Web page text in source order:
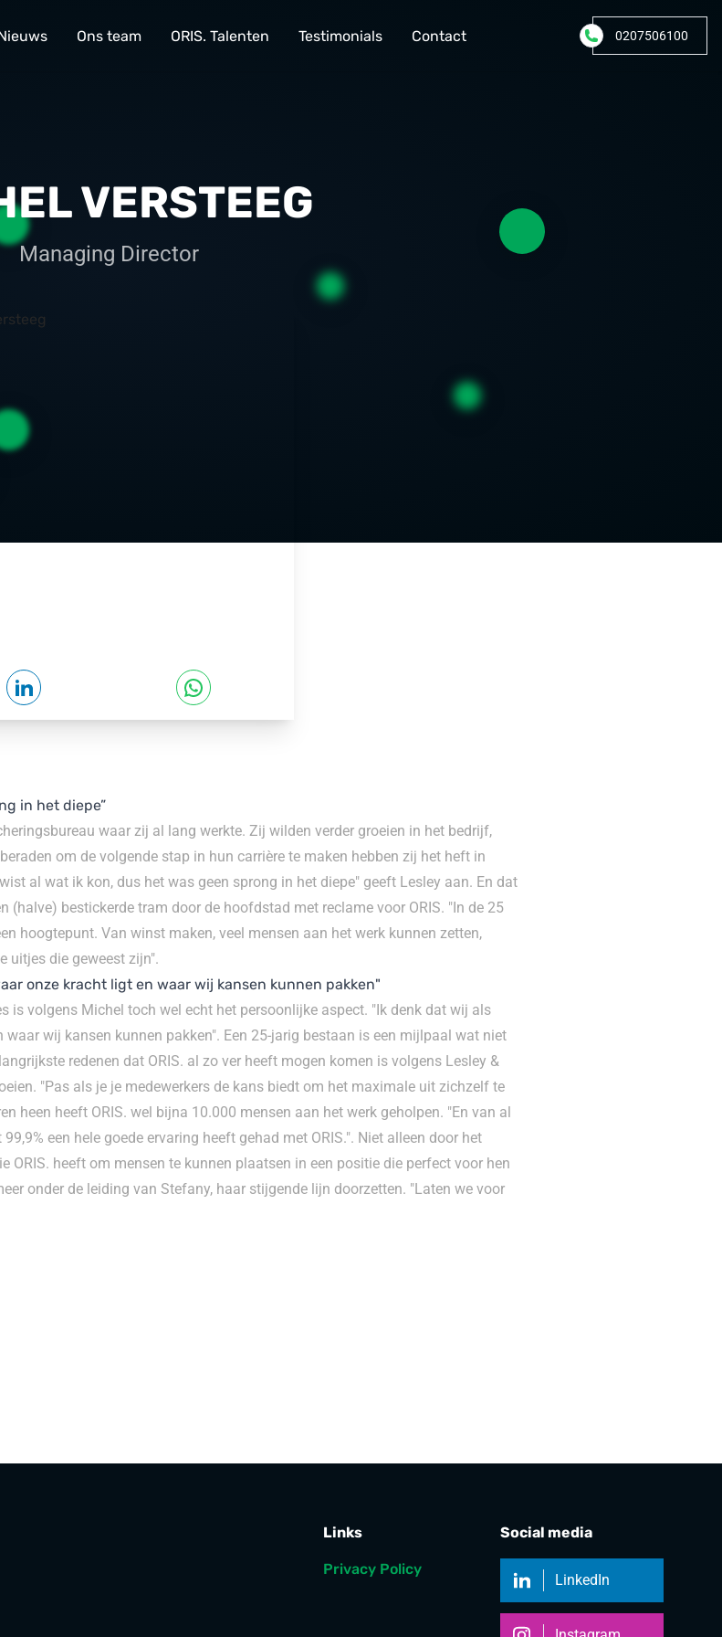
Ons team ORIS. Talenten Testimonials Contact 0207506100
VERSTEEG
Managing Director
in het diepe”
waar zij al lang werkte. Zij wilden verder groeien in het bedrijf,
om de volgende stap in hun carrière te maken hebben zij het heft in
al wat ik kon, dus het was geen sprong in het diepe" geeft Lesley aan. En dat
(halve) bestickerde tram door de hoofdstad met reclame voor ORIS. "In de 25
hoogtepunt. Van winst maken, veel mensen aan het werk kunnen zetten,
uitjes die geweest zijn".
onze kracht ligt en waar wij kansen kunnen pakken"
is volgens Michel toch wel echt het persoonlijke aspect. "Ik denk dat wij als
waar wij kansen kunnen pakken". Een 25-jarig bestaan is een mijlpaal wat niet
redenen dat ORIS. al zo ver heeft mogen komen is volgens Lesley &
"Pas als je je medewerkers de kans biedt om het maximale uit zichzelf te
heen heeft ORIS. wel bijna 10.000 mensen aan het werk geholpen. "En van al
een hele goede ervaring heeft gehad met ORIS.". Niet alleen door het
ORIS. heeft om mensen te kunnen plaatsen in een positie die perfect voor hen
onder de leiding van Stefany, haar stijgende lijn doorzetten. "Laten we voor
Links
Privacy Policy
Social media
LinkedIn